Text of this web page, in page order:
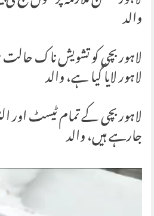
والد
لاہور بچی کو تشویش ناک
لاہور لایا گیا ہے، والد
لاہور بچی کے تمام ٹیسٹ اور
جارہے ہیں، والد
Video
Player